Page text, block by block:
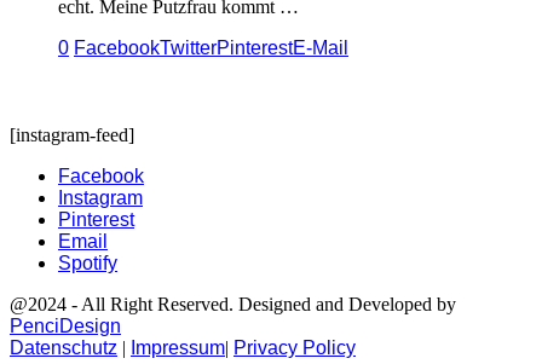
echt. Meine Putzfrau kommt …
0 FacebookTwitterPinterestE-Mail
[instagram-feed]
Facebook
Instagram
Pinterest
Email
Spotify
@2024 - All Right Reserved. Designed and Developed by
PenciDesign
Datenschutz | Impressum| Privacy Policy